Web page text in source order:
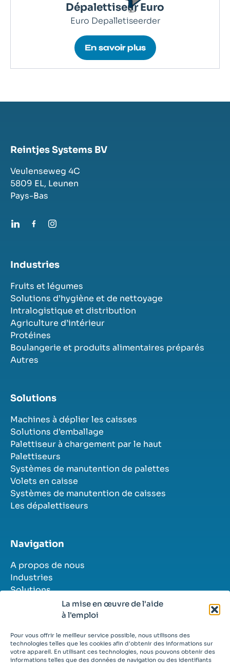
La mise en œuvre de l'aide
à l'emploi
Pour vous offrir le meilleur service possible, nous utilisons des
technologies telles que les cookies afin d'obtenir des informations sur
votre appareil. En utilisant ces technologies, nous pouvons obtenir des
informations telles que des données de navigation ou des identifiants
Dépalettiseur Euro
Euro Depalletiseerder
En savoir plus
Reintjes Systems BV
Veulenseweg 4C
5809 EL, Leunen
Pays-Bas
Industries
Fruits et légumes
Solutions d’hygiène et de nettoyage
Intralogistique et distribution
Agriculture d’intérieur
Protéines
Boulangerie et produits alimentaires préparés
Autres
Solutions
Machines à déplier les caisses
Solutions d’emballage
Palettiseur à chargement par le haut
Palettiseurs
Systèmes de manutention de palettes
Volets en caisse
Systèmes de manutention de caisses
Les dépalettiseurs
Navigation
A propos de nous
Industries
Solutions
Histoires de réussite